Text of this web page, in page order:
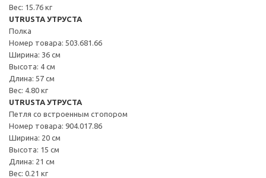
Вес: 15.76 кг
UTRUSTA УТРУСТА
Полка
Номер товара: 503.681.66
Ширина: 36 см
Высота: 4 см
Длина: 57 см
Вес: 4.80 кг
UTRUSTA УТРУСТА
Петля со встроенным стопором
Номер товара: 904.017.86
Ширина: 20 см
Высота: 15 см
Длина: 21 см
Вес: 0.21 кг